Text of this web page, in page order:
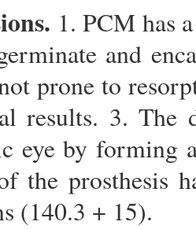
1. PCM has
and
prone to
results. 3. The
eye by forming
the prosthesis
(140.3 + 15).